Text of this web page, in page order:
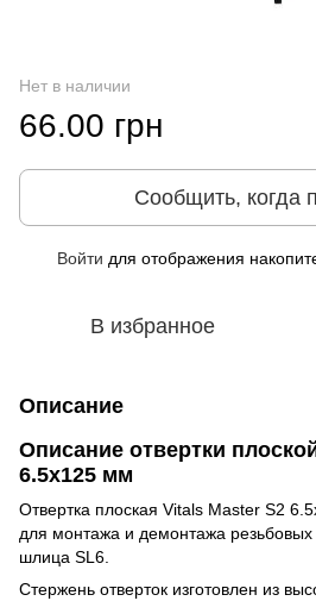
Нет в наличии
66.00 грн
Сообщить, когда
Войти для отображения
В избранное
Описание
Описание отвертки
6.5х125 мм
Отвертка плоская Vitals Master S2
для монтажа и демонтажа
шлица SL6.
Стержень отверток изготовлен из